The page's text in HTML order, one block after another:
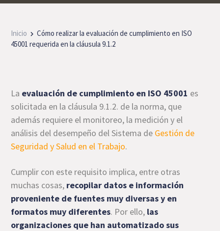
Inicio
Cómo realizar la evaluación de cumplimiento en ISO
45001 requerida en la cláusula 9.1.2
La evaluación de cumplimiento en ISO 45001 es
solicitada en la cláusula 9.1.2. de la norma, que
además requiere el monitoreo, la medición y el
análisis del desempeño del Sistema de Gestión de
Seguridad y Salud en el Trabajo.
Cumplir con este requisito implica, entre otras
muchas cosas, recopilar datos e información
proveniente de fuentes muy diversas y en
formatos muy diferentes. Por ello, las
organizaciones que han automatizado sus